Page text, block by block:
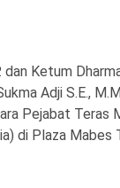
Ketum
Adji S.E.,
Pejabat Teras
di Plaza Mabes